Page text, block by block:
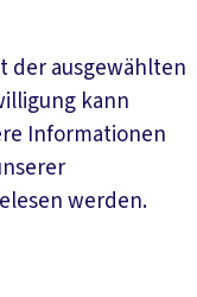
der ausgewählten
kann
Informationen
werden.